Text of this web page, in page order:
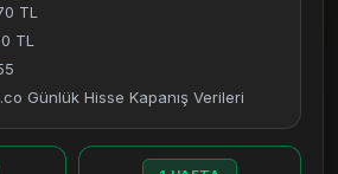
TL
TL
Günlük Hisse Kapanış Verileri